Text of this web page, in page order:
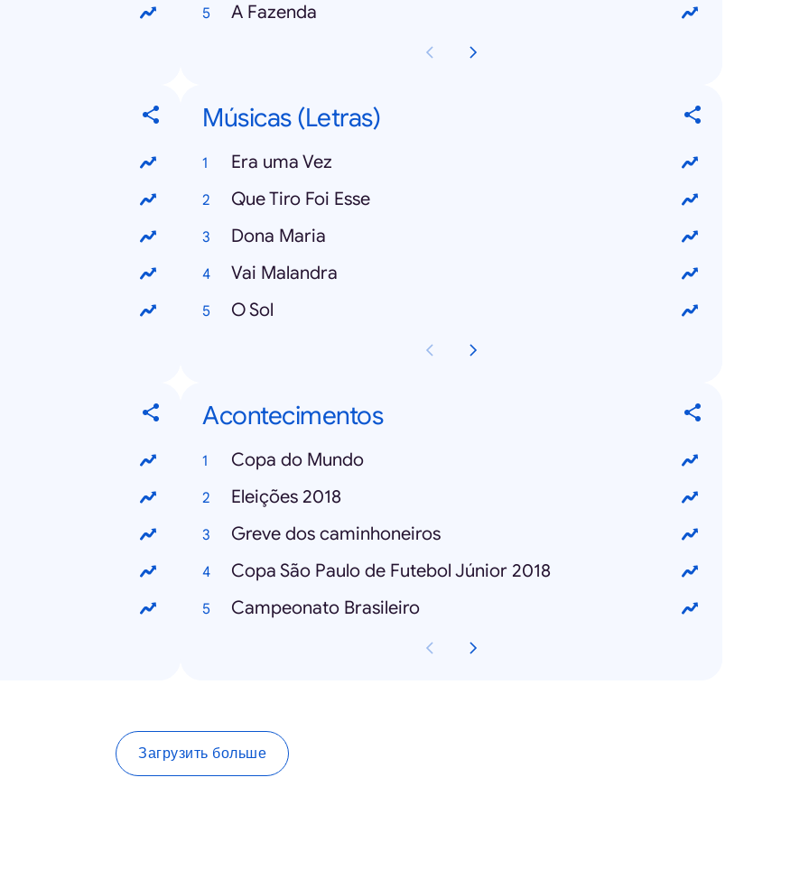
A Fazenda
Músicas (Letras)
Era uma Vez
Que Tiro Foi Esse
Dona Maria
Vai Malandra
O Sol
Acontecimentos
Copa do Mundo
Eleições 2018
Greve dos caminhoneiros
Copa São Paulo de Futebol Júnior 2018
Campeonato Brasileiro
Загрузить больше